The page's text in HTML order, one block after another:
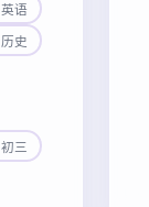
英语
历史
初三